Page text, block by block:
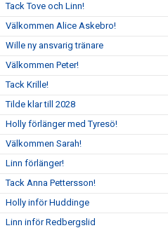
Tack Tove och Linn!
Välkommen Alice Askebro!
Wille ny ansvarig tränare
Välkommen Peter!
Tack Krille!
Tilde klar till 2028
Holly förlänger med Tyresö!
Välkommen Sarah!
Linn förlänger!
Tack Anna Pettersson!
Holly inför Huddinge
Linn inför Redbergslid